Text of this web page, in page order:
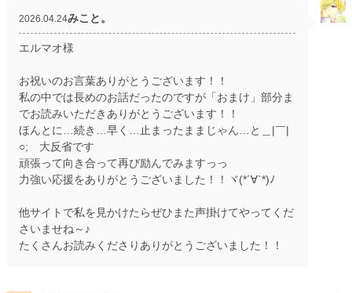
2026.04.24みこと。
エルマオ様
お祝いのお言葉ありがとうございます！！
私の中では長めのお話だったのですが「おまけ」部分ま
でお読みいただきありがとうございます！！
ほんとに…続き…早く…止まったままじゃん…と＿|￣|
○; 大反省です
頑張って向き合って再び励んでみますっっ
力強い応援をありがとうございました！！ヾ(*´∀`*)ﾉ
他サイトで私を見かけたらぜひまた声掛けてやってくだ
さいませね～♪
たくさんお読みくださりありがとうございました！！